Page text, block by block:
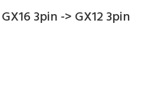
3pin -> GX12 3pin